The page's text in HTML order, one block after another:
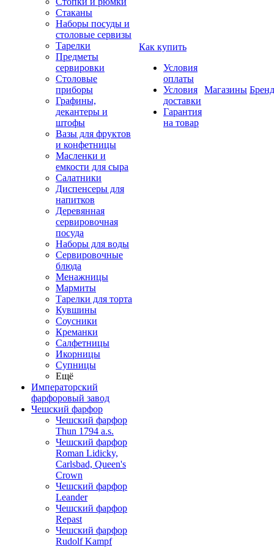
Стаканы
Наборы посуды и
столовые сервизы
Тарелки
Предметы
сервировки
Столовые
приборы
Графины,
декантеры и
штофы
Вазы для фруктов
и конфетницы
Масленки и
емкости для сыра
Салатники
Диспенсеры для
напитков
Деревянная
сервировочная
посуда
Наборы для воды
Сервировочные
блюда
Менажницы
Мармиты
Тарелки для торта
Кувшины
Соусники
Креманки
Салфетницы
Икорницы
Супницы
Ещё
Императорский
фарфоровый завод
Чешский фарфор
Чешский фарфор
Thun 1794 a.s.
Чешский фарфор
Roman Lidicky,
Carlsbad, Queen's
Crown
Чешский фарфор
Leander
Чешский фарфор
Repast
Чешский фарфор
Rudolf Kampf
Как купить
Условия
оплаты
Условия
доставки
Гарантия
на товар
Магазины